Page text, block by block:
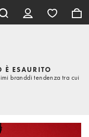
È ESAURITO
branddi tendenza tra cui